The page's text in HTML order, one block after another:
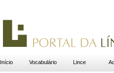
Início Vocabulário Lince